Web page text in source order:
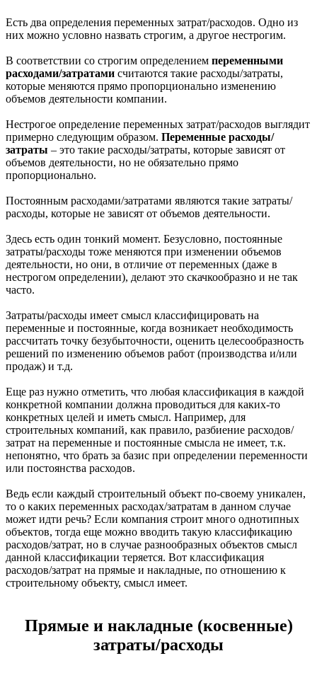
Есть два определения переменных затрат/расходов. Одно из
них можно условно назвать строгим, а другое нестрогим.
В соответствии со строгим определением переменными
расходами/затратами считаются такие расходы/затраты,
которые меняются прямо пропорционально изменению
объемов деятельности компании.
Нестрогое определение переменных затрат/расходов выглядит
примерно следующим образом. Переменные расходы/
затраты – это такие расходы/затраты, которые зависят от
объемов деятельности, но не обязательно прямо
пропорционально.
Постоянным расходами/затратами являются такие затраты/
расходы, которые не зависят от объемов деятельности.
Здесь есть один тонкий момент. Безусловно, постоянные
затраты/расходы тоже меняются при изменении объемов
деятельности, но они, в отличие от переменных (даже в
нестрогом определении), делают это скачкообразно и не так
часто.
Затраты/расходы имеет смысл классифицировать на
переменные и постоянные, когда возникает необходимость
рассчитать точку безубыточности, оценить целесообразность
решений по изменению объемов работ (производства и/или
продаж) и т.д.
Еще раз нужно отметить, что любая классификация в каждой
конкретной компании должна проводиться для каких-то
конкретных целей и иметь смысл. Например, для
строительных компаний, как правило, разбиение расходов/
затрат на переменные и постоянные смысла не имеет, т.к.
непонятно, что брать за базис при определении переменности
или постоянства расходов.
Ведь если каждый строительный объект по-своему уникален,
то о каких переменных расходах/затратам в данном случае
может идти речь? Если компания строит много однотипных
объектов, тогда еще можно вводить такую классификацию
расходов/затрат, но в случае разнообразных объектов смысл
данной классификации теряется. Вот классификация
расходов/затрат на прямые и накладные, по отношению к
строительному объекту, смысл имеет.
Прямые и накладные (косвенные)
затраты/расходы